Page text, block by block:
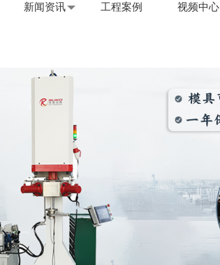
新闻资讯 工程案例 视频中心